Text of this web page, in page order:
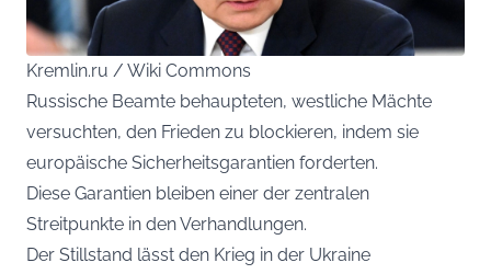
Kremlin.ru / Wiki Commons
Russische Beamte behaupteten, westliche Mächte
versuchten, den Frieden zu blockieren, indem sie
europäische Sicherheitsgarantien forderten.
Diese Garantien bleiben einer der zentralen
Streitpunkte in den Verhandlungen.
Der Stillstand lässt den Krieg in der Ukraine